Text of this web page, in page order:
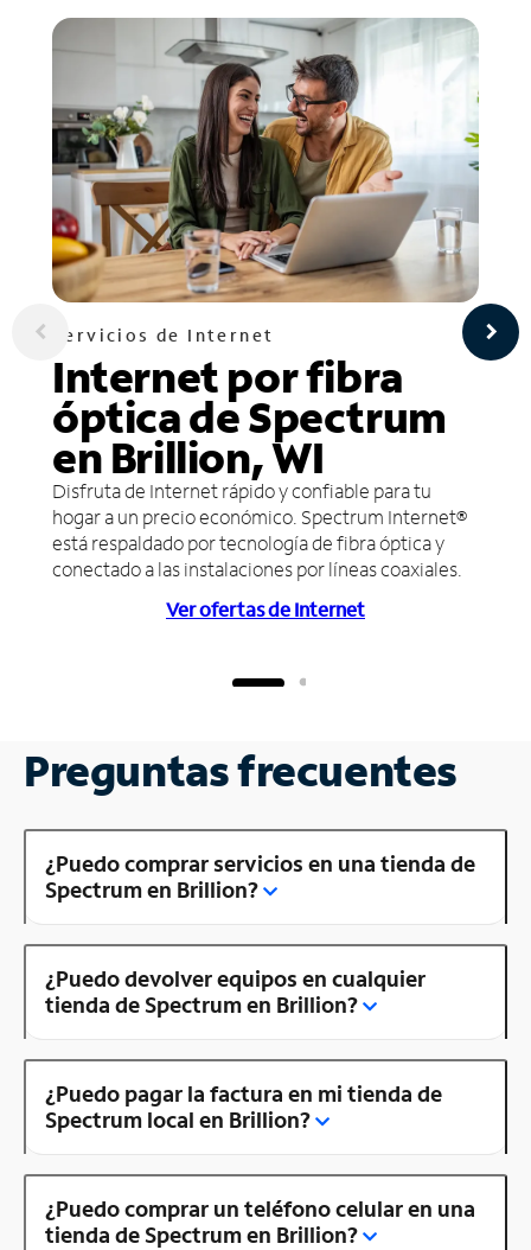
Servicios de Internet
Internet por fibra
óptica de Spectrum
en Brillion, WI
Disfruta de Internet rápido y confiable para tu
hogar a un precio económico. Spectrum Internet®
está respaldado por tecnología de fibra óptica y
conectado a las instalaciones por líneas coaxiales.
Ver ofertas de Internet
Preguntas frecuentes
¿Puedo comprar servicios en una tienda de
Spectrum en Brillion?
¿Puedo devolver equipos en cualquier
tienda de Spectrum en Brillion?
¿Puedo pagar la factura en mi tienda de
Spectrum local en Brillion?
¿Puedo comprar un teléfono celular en una
tienda de Spectrum en Brillion?